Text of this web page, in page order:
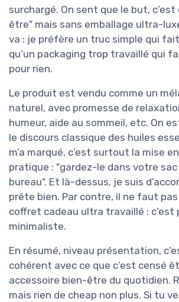
surchargé. On sent que le but,
être" mais sans emballage ultra-
va : je préfère un truc simple qui
qu’un packaging trop travaillé qui
pour rien.
Le produit est vendu comme un
naturel, avec promesse de
humeur, aide au sommeil, etc. On
le discours classique des huiles
m’a marqué, c’est surtout la mise
pratique : "gardez-le dans votre
bureau". Et là-dessus, je suis
prête bien. Par contre, il ne faut
coffret cadeau ultra travaillé : c’est
minimaliste.
En résumé, niveau présentation,
cohérent avec ce que c’est censé
accessoire bien-être du quotidien.
mais rien de cheap non plus. Si tu